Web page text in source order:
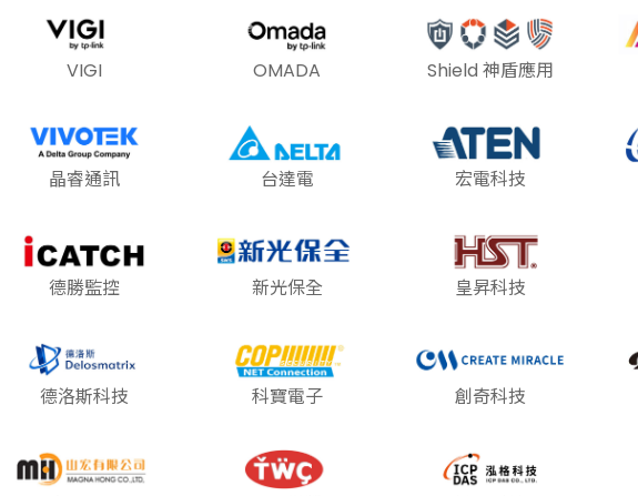
VIGI OMADA Shield 神盾應用
晶睿通訊 台達電 宏電科技
德勝監控 新光保全 皇昇科技
德洛斯科技 科寶電子 創奇科技